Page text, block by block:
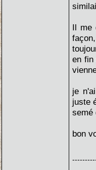
Il me
en fin
je
juste
semé
bon